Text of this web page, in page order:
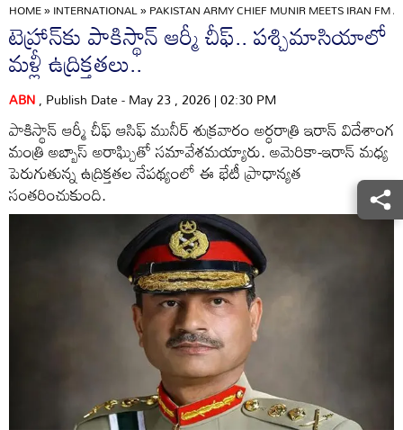
HOME»INTERNATIONAL»PAKISTAN ARMY CHIEF MUNIR MEETS IRAN FM
టెహ్రాన్‌కు పాకిస్థాన్ ఆర్మీ చీఫ్.. పశ్చిమాసియాలో
మళ్లీ ఉద్రిక్తతలు..
ABN, Publish Date - May 23 , 2026 | 02:30 PM
పాకిస్థాన్ ఆర్మీ చీఫ్ ఆసిఫ్ మునీర్ శుక్రవారం అర్ధరాత్రి ఇరాన్ విదేశాంగ
మంత్రి అబ్బాస్ అరాఘ్చితో సమావేశమయ్యారు. అమెరికా-ఇరాన్ మధ్య
పెరుగుతున్న ఉద్రిక్తతల నేపథ్యంలో ఈ భేటీ ప్రాధాన్యత
సంతరించుకుంది.